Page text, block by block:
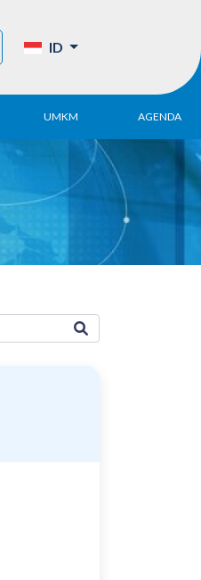
ID
UMKM
UMKM DPN Apindo
APINDO UMKM
Kegiatan
DPN/DPP/DPK
AGENDA